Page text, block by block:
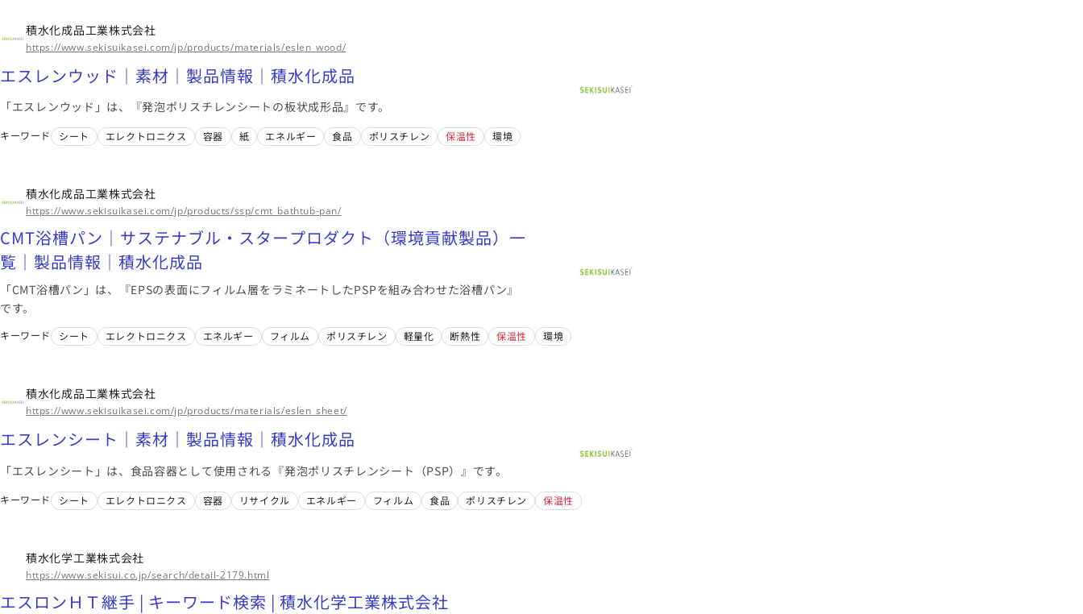
積水化成品工業株式会社
https://www.sekisuikasei.com/jp/products/materials/eslen_wood/
エスレンウッド｜素材｜製品情報｜積水化成品
「エスレンウッド」は、『発泡ポリスチレンシートの板状成形品』です。
キーワード シート エレクトロニクス 容器 紙 エネルギー 食品 ポリスチレン 保温性 環境
積水化成品工業株式会社
https://www.sekisuikasei.com/jp/products/ssp/cmt_bathtub-pan/
CMT浴槽パン｜サステナブル・スタープロダクト（環境貢献製品）一
覧｜製品情報｜積水化成品
「CMT浴槽パン」は、『EPSの表面にフィルム層をラミネートしたPSPを組み合わせた浴槽パン』
です。
キーワード シート エレクトロニクス エネルギー フィルム ポリスチレン 軽量化 断熱性 保温性 環境
積水化成品工業株式会社
https://www.sekisuikasei.com/jp/products/materials/eslen_sheet/
エスレンシート｜素材｜製品情報｜積水化成品
「エスレンシート」は、食品容器として使用される『発泡ポリスチレンシート（PSP）』です。
キーワード シート エレクトロニクス 容器 リサイクル エネルギー フィルム 食品 ポリスチレン 保温性
積水化学工業株式会社
https://www.sekisui.co.jp/search/detail-2179.html
エスロンＨＴ継手 | キーワード検索 | 積水化学工業株式会社